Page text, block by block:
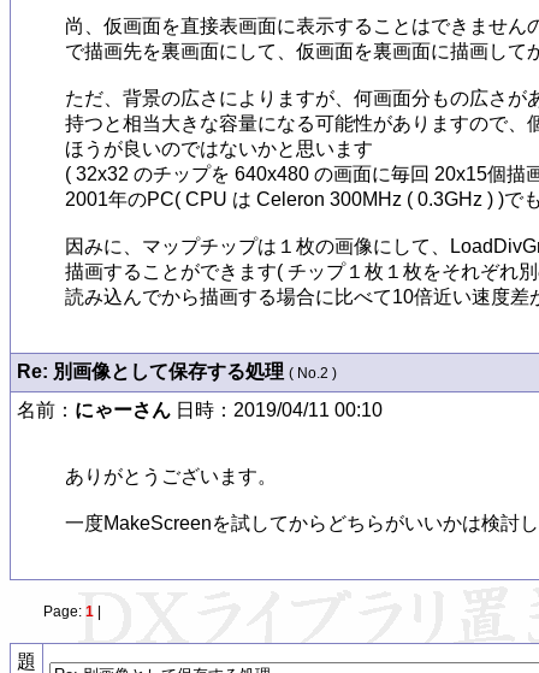
尚、仮画面を直接表画面に表示することはできませ
で描画先を裏画面にして、仮画面を裏画面に描画し
ただ、背景の広さによりますが、何画面分もの広さが
持つと相当大きな容量になる可能性がありますので、
ほうが良いのではないかと思います
( 32x32 のチップを 640x480 の画面に毎回 20x15個
2001年のPC( CPU は Celeron 300MHz ( 0.3GHz ) )で
因みに、マップチップは１枚の画像にして、
描画することができます( チップ１枚１枚をそれぞれ
読み込んでから描画する場合に比べて10倍近い速度差
Re: 別画像として保存する処理 ( No.2 )
名前： にゃーさん 日時：2019/04/11 00:10
ありがとうございます。
Page: 1|
題